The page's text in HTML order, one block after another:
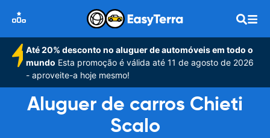
Até 20% desconto no aluguer de automóveis em todo o
mundo Esta promoção é válida até 11 de agosto de 2026
- aproveite-a hoje mesmo!
Aluguer de carros Chieti
Scalo